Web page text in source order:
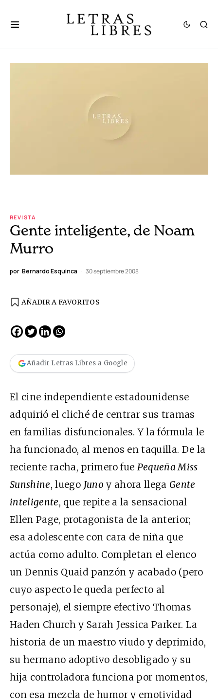
REVISTA
Gente inteligente, de Noam
Murro
por Bernardo Esquinca 30 septiembre 2008
AÑADIR A FAVORITOS
Añadir Letras Libres a Google
El cine independiente estadounidense
adquirió el cliché de centrar sus tramas
en familias disfuncionales. Y la fórmula le
ha funcionado, al menos en taquilla. De la
reciente racha, primero fue Pequeña Miss
Sunshine, luego Juno y ahora llegaGente
inteligente, que repite a la sensacional
Ellen Page, protagonista de la anterior;
esa adolescente con cara de niña que
actúa como adulto. Completan el elenco
un Dennis Quaid panzón y acabado (pero
cuyo aspecto le queda perfecto al
personaje), el siempre efectivo Thomas
Haden Church y Sarah Jessica Parker. La
historia de un maestro viudo y deprimido,
su hermano adoptivo desobligado y su
hija controladora funciona por momentos,
con esa mezcla de humor y emotividad